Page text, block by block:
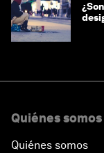
Quiénes somos
Quiénes somos